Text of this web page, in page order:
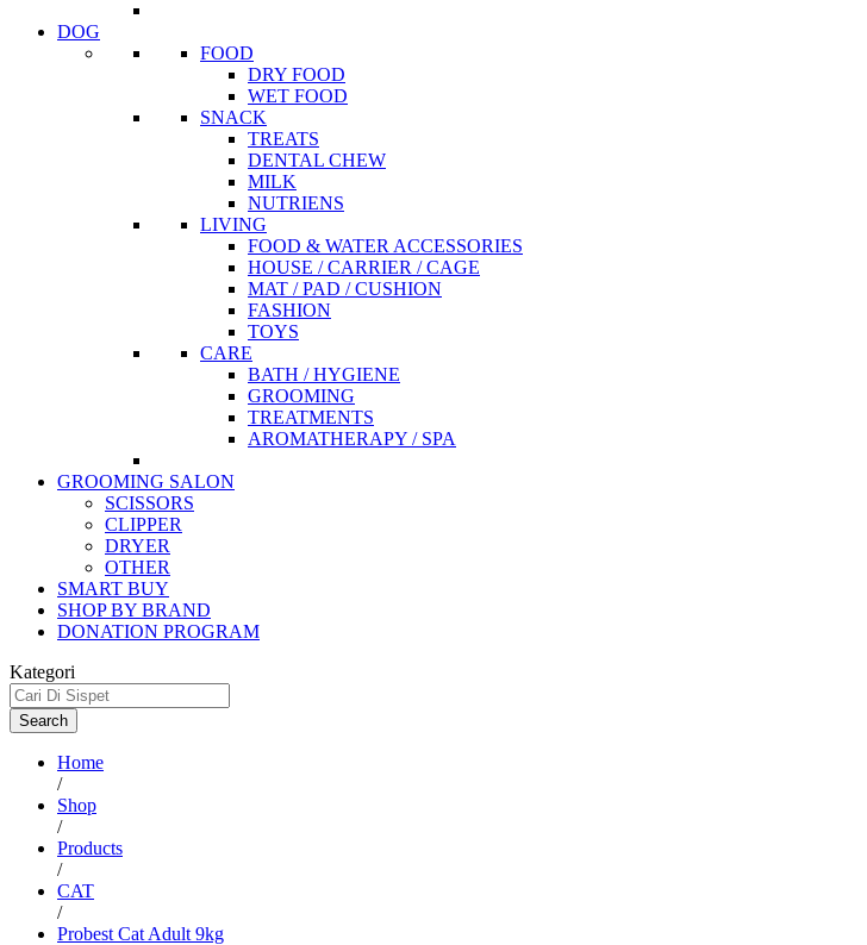
DOG
FOOD
DRY FOOD
WET FOOD
SNACK
TREATS
DENTAL CHEW
MILK
NUTRIENS
LIVING
FOOD & WATER ACCESSORIES
HOUSE / CARRIER / CAGE
MAT / PAD / CUSHION
FASHION
TOYS
CARE
BATH / HYGIENE
GROOMING
TREATMENTS
AROMATHERAPY / SPA
GROOMING SALON
SCISSORS
CLIPPER
DRYER
OTHER
SMART BUY
SHOP BY BRAND
DONATION PROGRAM
Kategori
Search
Home
/
Shop
/
Products
/
CAT
/
Probest Cat Adult 9kg